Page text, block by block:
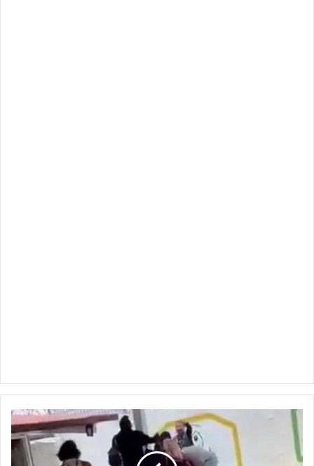
Dos
mujeres
protagonizan
violenta